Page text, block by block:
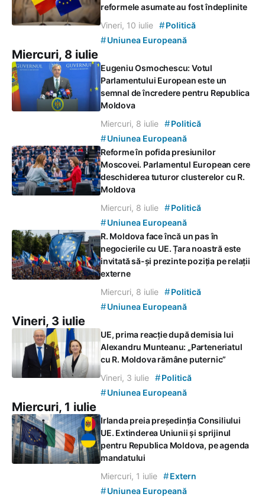
reformele asumate au fost îndeplinite
Vineri, 10 iulie #Politică
#Uniunea Europeană
Miercuri, 8 iulie
Eugeniu Osmochescu: Votul
Parlamentului European este un
semnal de încredere pentru Republica
Moldova
Miercuri, 8 iulie #Politică
#Uniunea Europeană
Reforme în pofida presiunilor
Moscovei. Parlamentul European cere
deschiderea tuturor clusterelor cu R.
Moldova
Miercuri, 8 iulie #Politică
#Uniunea Europeană
R. Moldova face încă un pas în
negocierile cu UE. Țara noastră este
invitată să-și prezinte poziția pe relații
externe
Miercuri, 8 iulie #Politică
#Uniunea Europeană
Vineri, 3 iulie
UE, prima reacție după demisia lui
Alexandru Munteanu: „Parteneriatul
cu R. Moldova rămâne puternic”
Vineri, 3 iulie #Politică
#Uniunea Europeană
Miercuri, 1 iulie
Irlanda preia președinția Consiliului
UE. Extinderea Uniunii și sprijinul
pentru Republica Moldova, pe agenda
mandatului
Miercuri, 1 iulie #Extern
#Uniunea Europeană